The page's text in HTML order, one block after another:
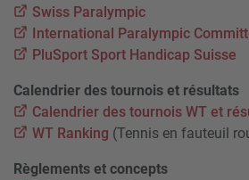
Swiss Paralympic
International Paralympic
PluSport Sport Handicap Suisse
Calendrier des tournois et résultats
Calendrier des tournois WT et
WT Ranking (Tennis en fauteuil
Règlements et concepts